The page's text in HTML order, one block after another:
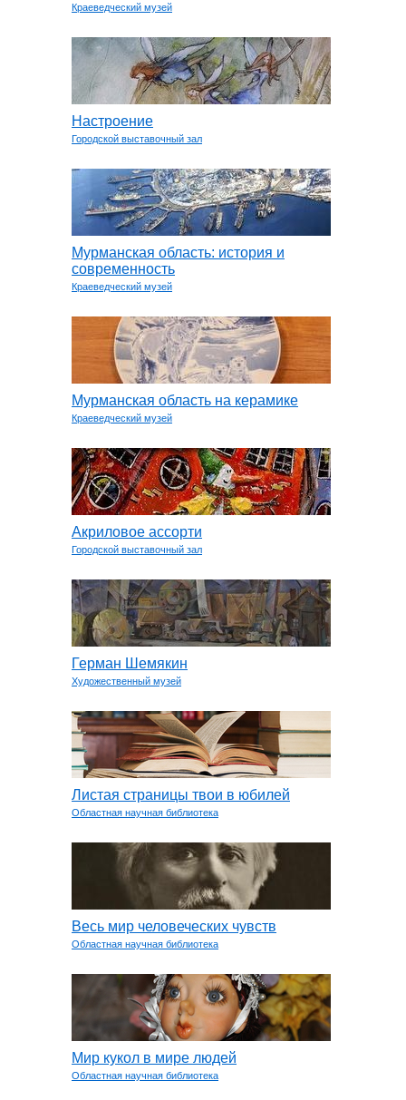
Краеведческий музей
Настроение
Городской выставочный зал
Мурманская область: история и
современность
Краеведческий музей
Мурманская область на керамике
Краеведческий музей
Акриловое ассорти
Городской выставочный зал
Герман Шемякин
Художественный музей
Листая страницы твои в юбилей
Областная научная библиотека
Весь мир человеческих чувств
Областная научная библиотека
Мир кукол в мире людей
Областная научная библиотека